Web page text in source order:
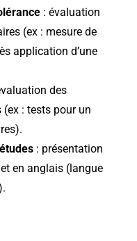
: évaluation
(ex : mesure de
application d’une
des
(ex : tests pour un
: présentation
en anglais (langue